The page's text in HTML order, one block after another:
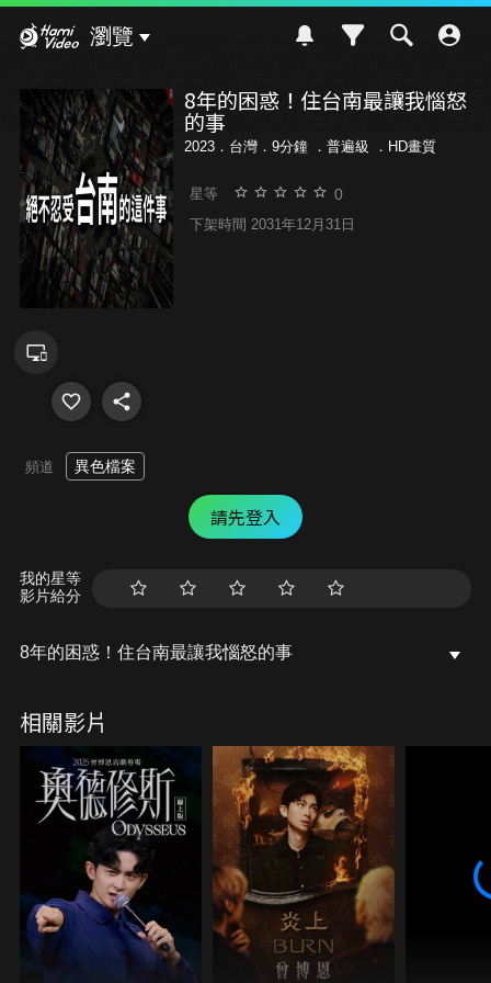
瀏覽
8年的困惑！住台南最讓我惱怒
的事
2023．台灣．9分鐘 ． 普遍級 ．HD畫質
星等 0
下架時間 2031年12月31日
頻道 異色檔案
請先登入
我的星等
影片給分
8年的困惑！住台南最讓我惱怒的事
相關影片